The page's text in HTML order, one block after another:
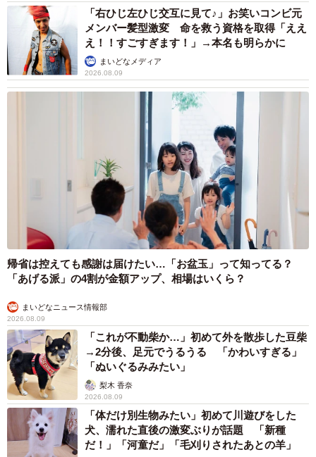
「右ひじ左ひじ交互に見て♪」お笑いコンビ元
メンバー髪型激変 命を救う資格を取得「ええ
え！！すごすぎます！」→本名も明らかに
まいどなメディア
2026.08.09
帰省は控えても感謝は届けたい…「お盆玉」って知ってる？
「あげる派」の4割が金額アップ、相場はいくら？
まいどなニュース情報部
2026.08.09
「これが不動柴か…」初めて外を散歩した豆柴
→2分後、足元でうるうる 「かわいすぎる」
「ぬいぐるみみたい」
梨木 香奈
2026.08.09
「体だけ別生物みたい」初めて川遊びをした
犬、濡れた直後の激変ぶりが話題 「新種
だ！」「河童だ」「毛刈りされたあとの羊」